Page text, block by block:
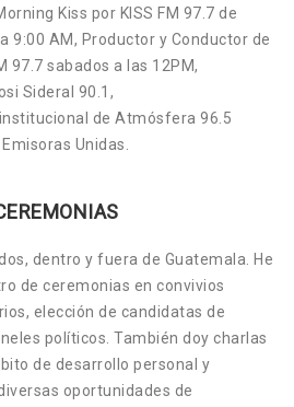
Kiss por KISS FM 97.7 de
9:00 AM, Productor y Conductor de
97.7 sabados a las 12PM,
Sideral 90.1,
de Atmósfera 96.5
Unidas.
dentro y fuera de Guatemala. He
de ceremonias en convivios
elección de candidatas de
políticos. También doy charlas
de desarrollo personal y
oportunidades de